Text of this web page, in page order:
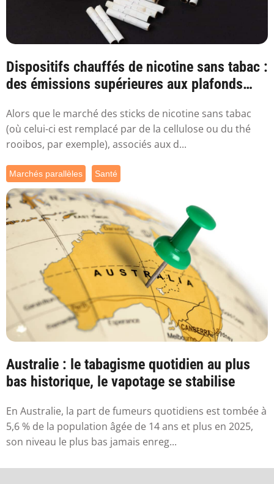
Dispositifs chauffés de nicotine sans tabac :
des émissions supérieures aux plafonds
Alors que le marché des sticks de nicotine sans tabac
(où celui-ci est remplacé par de la cellulose ou du thé
rooibos, par exemple), associés aux d...
Marchés parallèles Santé
Australie : le tabagisme quotidien au plus
bas historique, le vapotage se stabilise
En Australie, la part de fumeurs quotidiens est tombée à
5,6 % de la population âgée de 14 ans et plus en 2025,
son niveau le plus bas jamais enreg...